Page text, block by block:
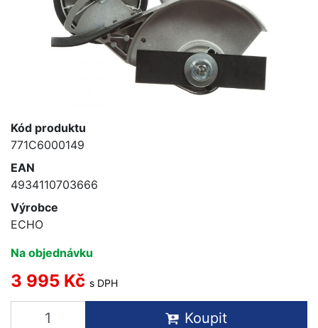
Kód produktu
771C6000149
EAN
4934110703666
Výrobce
ECHO
Na objednávku
3 995 Kč s DPH
Koupit